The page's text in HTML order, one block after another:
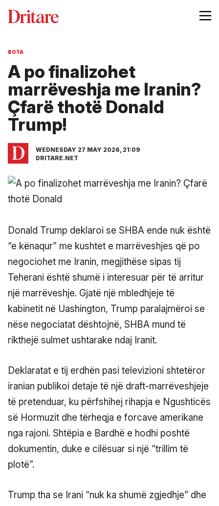
BOTA
A po finalizohet
marrëveshja me Iranin?
Çfarë thotë Donald
Trump!
WEDNESDAY 27 MAY 2026, 21:09
DRITARE.NET
Donald Trump deklaroi se SHBA ende nuk është
“e kënaqur” me kushtet e marrëveshjes që po
negociohet me Iranin, megjithëse sipas tij
Teherani është shumë i interesuar për të arritur
një marrëveshje. Gjatë një mbledhjeje të
kabinetit në Uashington, Trump paralajmëroi se
nëse negociatat dështojnë, SHBA mund të
rikthejë sulmet ushtarake ndaj Iranit.
Deklaratat e tij erdhën pasi televizioni shtetëror
iranian publikoi detaje të një draft-marrëveshjeje
të pretenduar, ku përfshihej rihapja e Ngushticës
së Hormuzit dhe tërheqja e forcave amerikane
nga rajoni. Shtëpia e Bardhë e hodhi poshtë
dokumentin, duke e cilësuar si një “trillim të
plotë”.
Trump tha se Irani “nuk ka shumë zgjedhje” dhe